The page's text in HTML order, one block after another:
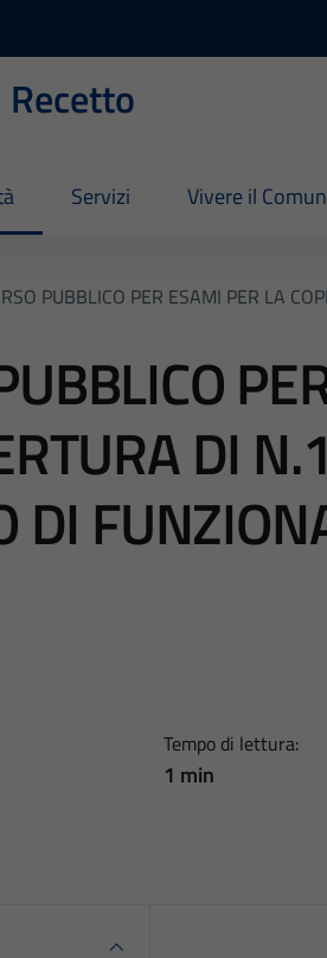
Servizi Vivere il
PUBBLICO PER ESAMI PER LA
DI
DI
Tempo di lettura:
1 min